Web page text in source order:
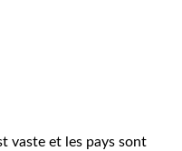
vaste et les pays sont